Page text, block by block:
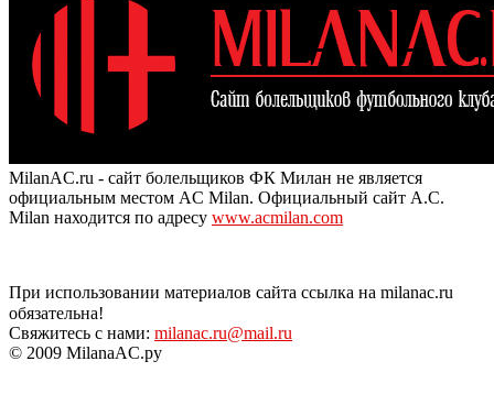
MilanAC.ru - сайт болельщиков ФК Милан не является
официальным местом AC Milan. Официальный сайт A.C.
Milan находится по адресу www.acmilan.com
При использовании материалов сайта ссылка на milanac.ru
обязательна!
Свяжитесь с нами: milanac.ru@mail.ru
© 2009 MilanaAC.ру